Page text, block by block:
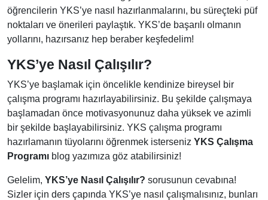
öğrencilerin YKS’ye nasıl hazırlanmalarını, bu süreçteki püf
noktaları ve önerileri paylaştık. YKS’de başarılı olmanın
yollarını, hazırsanız hep beraber keşfedelim!
YKS’ye Nasıl Çalışılır?
YKS’ye başlamak için öncelikle kendinize bireysel bir
çalışma programı hazırlayabilirsiniz. Bu şekilde çalışmaya
başlamadan önce motivasyonunuz daha yüksek ve azimli
bir şekilde başlayabilirsiniz. YKS çalışma programı
hazırlamanın tüyolarını öğrenmek isterseniz YKS Çalışma
Programı blog yazımıza göz atabilirsiniz!
Gelelim, YKS’ye Nasıl Çalışılır? sorusunun cevabına!
Sizler için ders çapında YKS’ye nasıl çalışmalısınız, bunları